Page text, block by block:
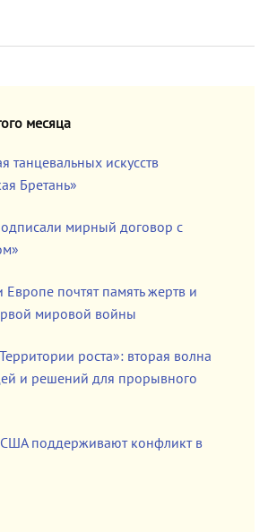
месяца
танцевальных искусств
Бретань»
мирный договор с
Европе почтят память жертв и
мировой войны
роста»: вторая волна
и решений для прорывного
поддерживают конфликт в